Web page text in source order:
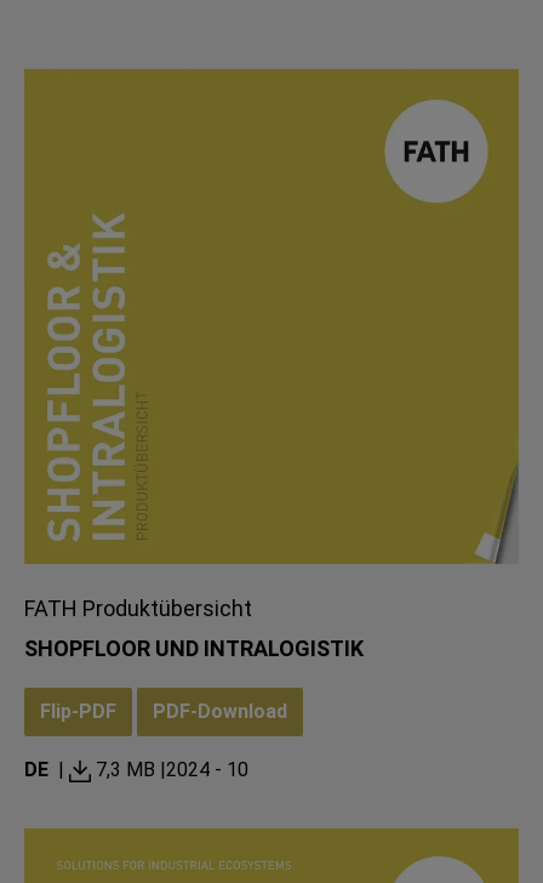
FATH Produktübersicht
SHOPFLOOR UND INTRALOGISTIK
Flip-PDF PDF-Download
DE 7,3 MB | 2024 - 10